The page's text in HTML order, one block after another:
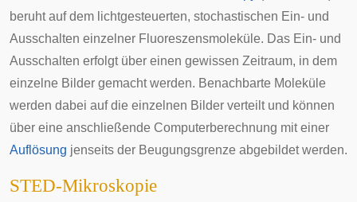
beruht auf dem lichtgesteuerten, stochastischen Ein- und
Ausschalten einzelner Fluoreszensmoleküle. Das Ein- und
Ausschalten erfolgt über einen gewissen Zeitraum, in dem
einzelne Bilder gemacht werden. Benachbarte Moleküle
werden dabei auf die einzelnen Bilder verteilt und können
über eine anschließende Computerberechnung mit einer
Auflösung jenseits der Beugungsgrenze abgebildet werden.
STED-Mikroskopie